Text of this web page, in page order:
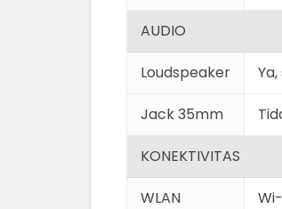
AUDIO
Loudspeaker
Jack 35mm
KONEKTIVITAS
WLAN